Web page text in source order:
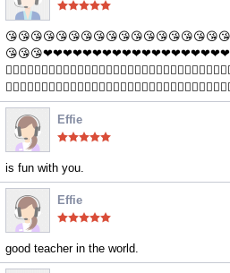
Effie
is fun with you.
Effie
good teacher in the world.